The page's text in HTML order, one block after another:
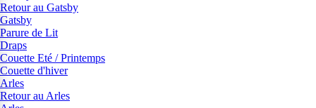
Retour au Gatsby
Gatsby
Parure de Lit
Draps
Couette Eté / Printemps
Couette d'hiver
Arles
Retour au Arles